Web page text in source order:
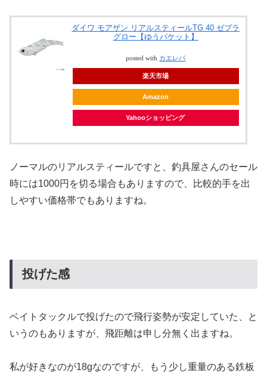
ダイワ モアザン リアルスティールTG 40 ゼブラ
グロー【ゆうパケット】
posted with カエレバ
楽天市場
Amazon
Yahooショッピング
ノーマルのリアルスティールですと、釣具屋さんのセール
時には1000円を切る場合もありますので、比較的手を出
しやすい価格帯でもありますね。
投げた感
ベイトタックルで投げたので飛行姿勢が安定していた、と
いうのもありますが、飛距離は申し分無く出ますね。
私が好きなのが18gなのですが、もう少し重量のある鉄板